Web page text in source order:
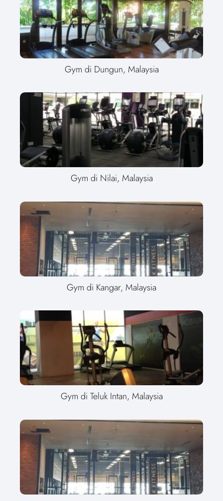
Gym di Dungun, Malaysia
Gym di Nilai, Malaysia
Gym di Kangar, Malaysia
Gym di Teluk Intan, Malaysia